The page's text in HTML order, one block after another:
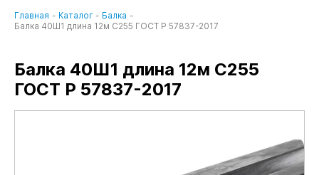
Главная - Каталог - Балка -
Балка 40Ш1 длина 12м С255 ГОСТ Р 57837-2017
Балка 40Ш1 длина 12м С255
ГОСТ Р 57837-2017